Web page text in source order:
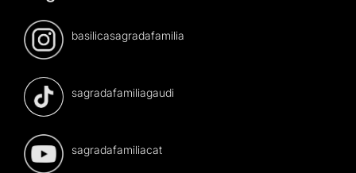
basilicasagradafamilia
sagradafamiliagaudi
sagradafamiliacat